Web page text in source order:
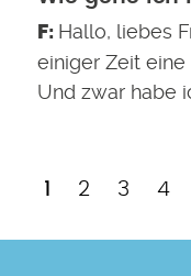
Hallo, liebes
einiger Zeit
Und zwar habe
Aktuelle
1 Page
2 Page
3 4